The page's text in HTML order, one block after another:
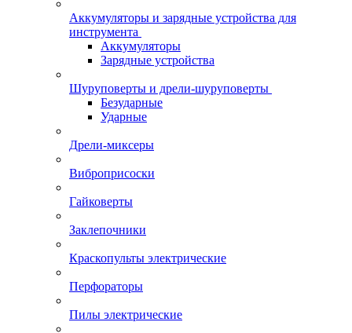
Аккумуляторы и зарядные устройства для
инструмента
Аккумуляторы
Зарядные устройства
Шуруповерты и дрели-шуруповерты
Безударные
Ударные
Дрели-миксеры
Виброприсоски
Гайковерты
Заклепочники
Краскопульты электрические
Перфораторы
Пилы электрические